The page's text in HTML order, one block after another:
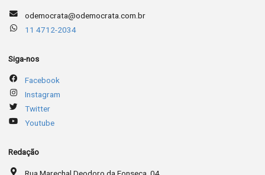
odemocrata@odemocrata.com.br
11 4712-2034
Siga-nos
Facebook
Instagram
Twitter
Youtube
Redação
Rua Marechal Deodoro da Fonseca, 04